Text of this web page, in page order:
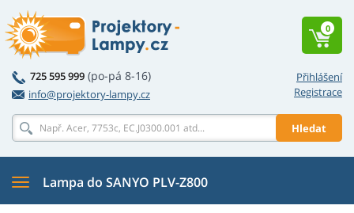
Přihlášení
Registrace
725 595 999 (po-pá 8-16)
info@projektory-lampy.cz
Hledat
0
Lampa do SANYO PLV-Z800